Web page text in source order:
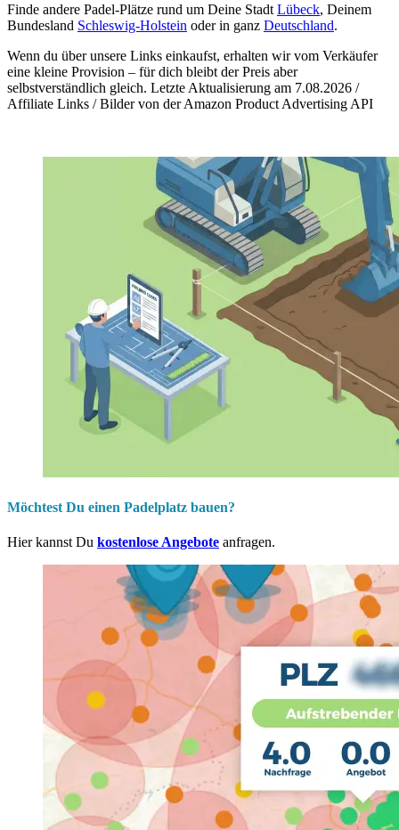
Finde andere Padel-Plätze rund um Deine Stadt Lübeck, Deinem
Bundesland Schleswig-Holstein oder in ganz Deutschland.
Wenn du über unsere Links einkaufst, erhalten wir vom Verkäufer
eine kleine Provision – für dich bleibt der Preis aber
selbstverständlich gleich. Letzte Aktualisierung am 7.08.2026 /
Affiliate Links / Bilder von der Amazon Product Advertising API
Möchtest Du einen Padelplatz bauen?
Hier kannst Du kostenlose Angebote anfragen.